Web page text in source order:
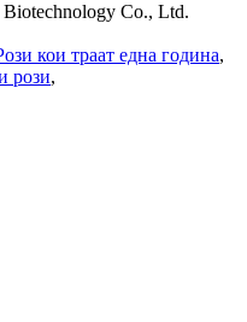
Co., Ltd.
кои траат една година,
рози,